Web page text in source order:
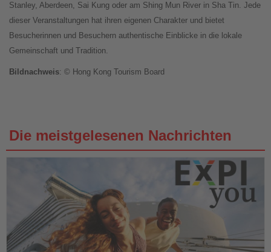
Stanley, Aberdeen, Sai Kung oder am Shing Mun River in Sha Tin. Jede
dieser Veranstaltungen hat ihren eigenen Charakter und bietet
Besucherinnen und Besuchern authentische Einblicke in die lokale
Gemeinschaft und Tradition.
Bildnachweis: © Hong Kong Tourism Board
Die meistgelesenen Nachrichten